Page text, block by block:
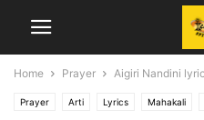
Home Prayer Aigiri Nandini lyrics
Prayer Arti Lyrics Mahakali